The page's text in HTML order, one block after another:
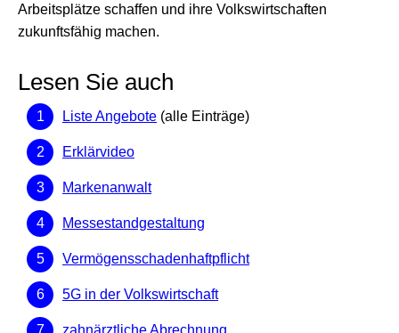
Arbeitsplätze schaffen und ihre Volkswirtschaften
zukunftsfähig machen.
Lesen Sie auch
Liste Angebote (alle Einträge)
Erklärvideo
Markenanwalt
Messestandgestaltung
Vermögensschadenhaftpflicht
5G in der Volkswirtschaft
zahnärztliche Abrechnung